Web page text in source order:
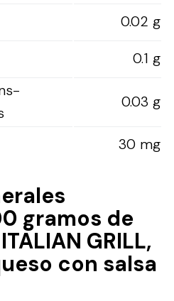
0.02 g
0.1 g
0.03 g
30 mg
gramos de
GRILL,
con salsa